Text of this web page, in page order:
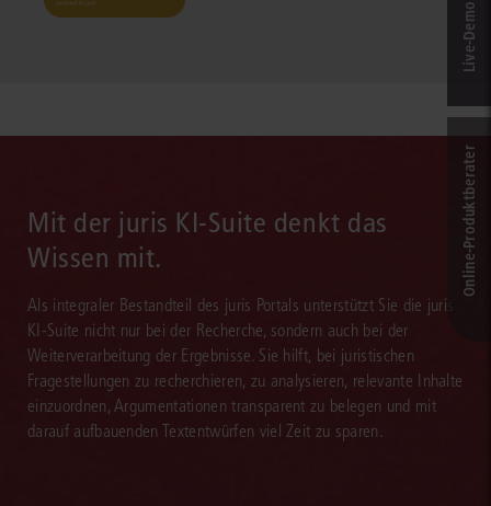
Mit der juris KI-Suite denkt das
Wissen mit.
Als integraler Bestandteil des juris Portals unterstützt Sie die juris
KI-Suite nicht nur bei der Recherche, sondern auch bei der
Weiterverarbeitung der Ergebnisse. Sie hilft, bei juristischen
Fragestellungen zu recherchieren, zu analysieren, relevante Inhalte
einzuordnen, Argumentationen transparent zu belegen und mit
darauf aufbauenden Textentwürfen viel Zeit zu sparen.
Online-Produkt­berater